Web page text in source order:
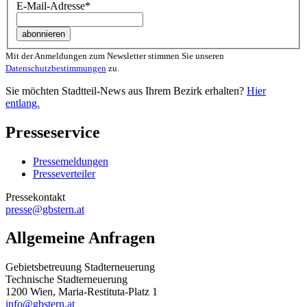
E-Mail-Adresse*
Mit der Anmeldungen zum Newsletter stimmen Sie unseren
Datenschutzbestimmungen zu.
Sie möchten Stadtteil-News aus Ihrem Bezirk erhalten? Hier
entlang.
Presseservice
Pressemeldungen
Presseverteiler
Pressekontakt
presse@gbstern.at
Allgemeine Anfragen
Gebietsbetreuung Stadterneuerung
Technische Stadterneuerung
1200 Wien, Maria-Restituta-Platz 1
info@gbstern.at